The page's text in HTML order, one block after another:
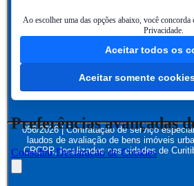
056/2026 | Contratação de serviço
laudos de avaliação de bens imóveis
CRCPR, localizados nas cidades de
Ao escolher uma das opções abaixo, você
Privacidade.
Aceitar todos os
Aceitar somente
Preferências avançadas
Consultar Declaração de Cookies